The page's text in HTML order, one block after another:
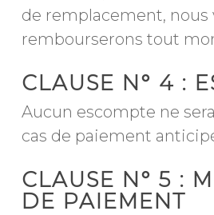
de remplacement, nous
rembourserons tout
CLAUSE N° 4 :
Aucun escompte ne
cas de paiement
CLAUSE N° 5 :
DE PAIEMENT